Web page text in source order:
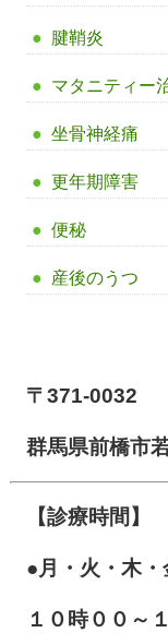
腱鞘炎
マタニティー
坐骨神経痛
更年期障害
便秘
産後のうつ
〒371-0032
群馬県前橋市
【診療時間】
●月・火・木・
１０ 時００～